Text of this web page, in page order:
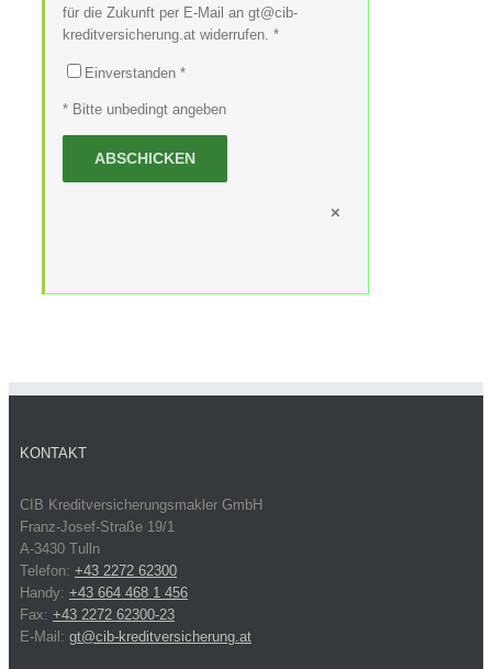
für die Zukunft per E-Mail an gt@cib-
kreditversicherung.at widerrufen. *
Einverstanden *
* Bitte unbedingt angeben
×
KONTAKT
CIB Kreditversicherungsmakler GmbH
Franz-Josef-Straße 19/1
A-3430 Tulln
Telefon: +43 2272 62300
Handy: +43 664 468 1 456
Fax: +43 2272 62300-23
E-Mail: gt@cib-kreditversicherung.at